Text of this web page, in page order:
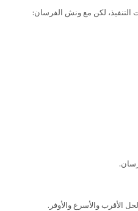
التنفيذ، لكن مع ونش الفرسان:
والأسرع والأوفر.